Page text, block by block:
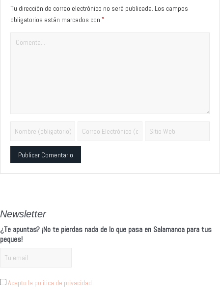
Tu dirección de correo electrónico no será publicada. Los campos
obligatorios están marcados con *
Newsletter
¿Te apuntas? ¡No te pierdas nada de lo que pasa en Salamanca para tus
peques!
Acepto la política de privacidad